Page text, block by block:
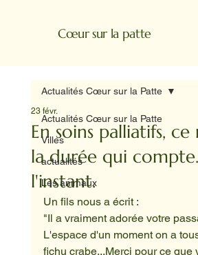
Cœur sur la patte
Actualités Cœur sur la Patte
Villes
actualités
Les animaux
Actualités Cœur sur la Patte
En soins palliatifs, ce
la durée qui
l'instant.
23 févr.
Un fils nous a écrit :
"Il a vraiment adorée votre
L'espace d'un moment on a
fichu crabe...Merci pour ce que